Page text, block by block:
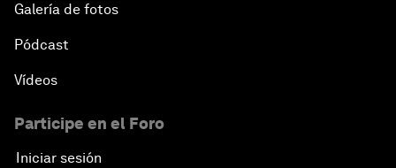
Galería de fotos
Pódcast
Vídeos
Participe en el Foro
Iniciar sesión